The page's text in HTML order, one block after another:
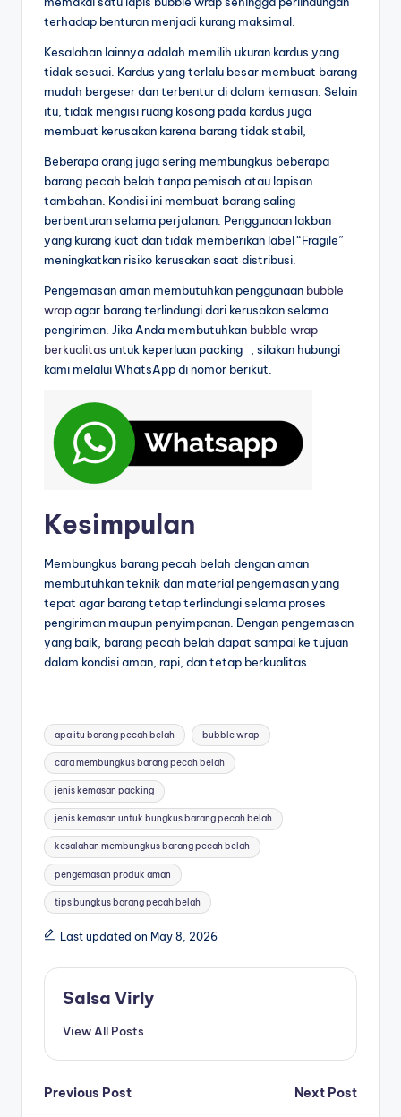
terhadap benturan menjadi kurang maksimal.
Kesalahan lainnya adalah memilih ukuran kardus yang
tidak sesuai. Kardus yang terlalu besar membuat barang
mudah bergeser dan terbentur di dalam kemasan. Selain
itu, tidak mengisi ruang kosong pada kardus juga
membuat kerusakan karena barang tidak stabil,
Beberapa orang juga sering membungkus beberapa
barang pecah belah tanpa pemisah atau lapisan
tambahan. Kondisi ini membuat barang saling
berbenturan selama perjalanan. Penggunaan lakban
yang kurang kuat dan tidak memberikan label “Fragile”
meningkatkan risiko kerusakan saat distribusi.
Pengemasan aman membutuhkan penggunaan bubble
wrapagar barang terlindungi dari kerusakan selama
pengiriman. Jika Anda membutuhkan bubble wrap
berkualitas untuk keperluan packing , silakan hubungi
kami melalui WhatsApp di nomor berikut.
Kesimpulan
Membungkus barang pecah belah dengan aman
membutuhkan teknik dan material pengemasan yang
tepat agar barang tetap terlindungi selama proses
pengiriman maupun penyimpanan. Dengan pengemasan
yang baik, barang pecah belah dapat sampai ke tujuan
dalam kondisi aman, rapi, dan tetap berkualitas.
apa itu barang pecah belah bubble wrap
cara membungkus barang pecah belah
jenis kemasan packing
jenis kemasan untuk bungkus barang pecah belah
kesalahan membungkus barang pecah belah
pengemasan produk aman
tips bungkus barang pecah belah
Last updated on May 8, 2026
Salsa Virly
View All Posts
Previous Post
Next Post